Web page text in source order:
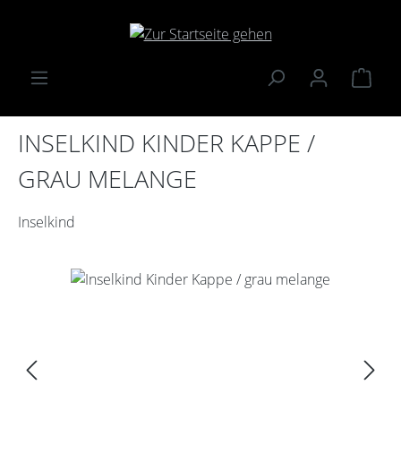
Zum Hauptinhalt springen
INSELKIND KINDER KAPPE /
GRAU MELANGE
Inselkind
Bildergalerie überspringen